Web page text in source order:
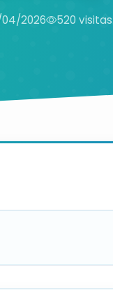
2026 520 visitas